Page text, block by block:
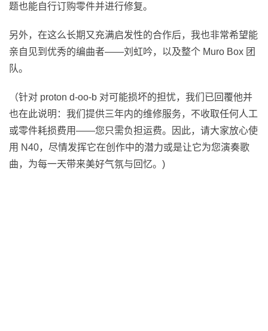
题也能自行订购零件并进行修复。
另外，在这么长期又充满启发性的合作后，我也非常希望能
亲自见到优秀的编曲者——刘虹吟，以及整个 Muro Box 团
队。
（针对 proton d-oo-b 对可能损坏的担忧，我们已回覆他并
也在此说明：我们提供三年内的维修服务，不收取任何人工
或零件耗损费用——您只需负担运费。因此，请大家放心使
用 N40，尽情发挥它在创作中的潜力或是让它为您演奏歌
曲，为每一天带来美好气氛与回忆。)